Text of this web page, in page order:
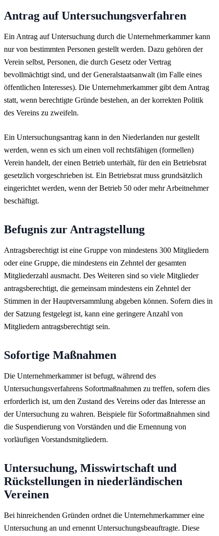
Antrag auf Untersuchungsverfahren
Ein Antrag auf Untersuchung durch die Unternehmerkammer kann
nur von bestimmten Personen gestellt werden. Dazu gehören der
Verein selbst, Personen, die durch Gesetz oder Vertrag
bevollmächtigt sind, und der Generalstaatsanwalt (im Falle eines
öffentlichen Interesses). Die Unternehmerkammer gibt dem Antrag
statt, wenn berechtigte Gründe bestehen, an der korrekten Politik
des Vereins zu zweifeln.
Ein Untersuchungsantrag kann in den Niederlanden nur gestellt
werden, wenn es sich um einen voll rechtsfähigen (formellen)
Verein handelt, der einen Betrieb unterhält, für den ein Betriebsrat
gesetzlich vorgeschrieben ist. Ein Betriebsrat muss grundsätzlich
eingerichtet werden, wenn der Betrieb 50 oder mehr Arbeitnehmer
beschäftigt.
Befugnis zur Antragstellung
Antragsberechtigt ist eine Gruppe von mindestens 300 Mitgliedern
oder eine Gruppe, die mindestens ein Zehntel der gesamten
Mitgliederzahl ausmacht. Des Weiteren sind so viele Mitglieder
antragsberechtigt, die gemeinsam mindestens ein Zehntel der
Stimmen in der Hauptversammlung abgeben können. Sofern dies in
der Satzung festgelegt ist, kann eine geringere Anzahl von
Mitgliedern antragsberechtigt sein.
Sofortige Maßnahmen
Die Unternehmerkammer ist befugt, während des
Untersuchungsverfahrens Sofortmaßnahmen zu treffen, sofern dies
erforderlich ist, um den Zustand des Vereins oder das Interesse an
der Untersuchung zu wahren. Beispiele für Sofortmaßnahmen sind
die Suspendierung von Vorständen und die Ernennung von
vorläufigen Vorstandsmitgliedern.
Untersuchung, Misswirtschaft und
Rückstellungen in niederländischen
Vereinen
Bei hinreichenden Gründen ordnet die Unternehmerkammer eine
Untersuchung an und ernennt Untersuchungsbeauftragte. Diese